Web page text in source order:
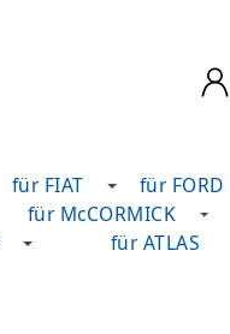
für FIAT für FORD
für McCORMICK
für ATLAS